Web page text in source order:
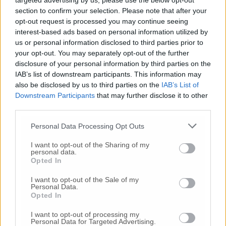
section to confirm your selection. Please note that after your
opt-out request is processed you may continue seeing
interest-based ads based on personal information utilized by
us or personal information disclosed to third parties prior to
your opt-out. You may separately opt-out of the further
disclosure of your personal information by third parties on the
IAB’s list of downstream participants. This information may
also be disclosed by us to third parties on the IAB’s List of
Downstream Participants that may further disclose it to other
Personal Data Processing Opt Outs
I want to opt-out of the Sharing of my
personal data.
Opted In
I want to opt-out of the Sale of my
Personal Data.
Opted In
I want to opt-out of processing my
Personal Data for Targeted Advertising.
© RIPRODUZIONE RISERVATA
Vai alla home
Commenti
Nessun commento presente
Commenta
Commenta l'articolo